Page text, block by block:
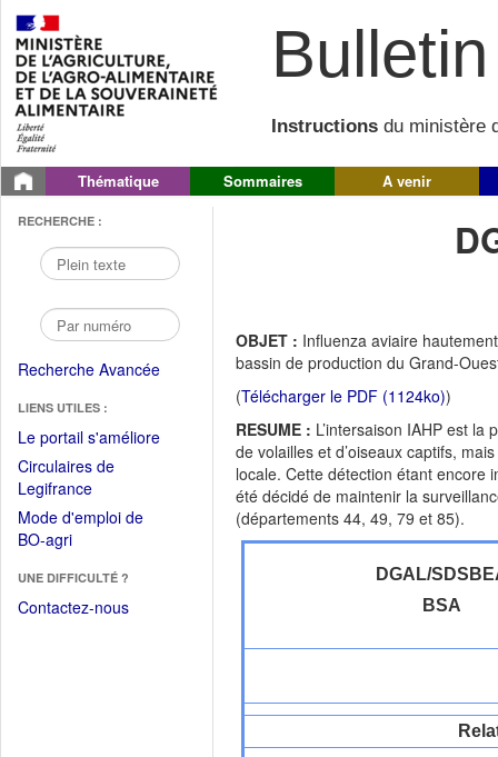
Instructions du ministère
Thématique Sommaires A venir
RECHERCHE :
Recherche Avancée
LIENS UTILES :
Le portail s'améliore(Fichier
Circulaires de
Legifrance(Ouvrir
dans
une
fenêtre)
Mode d'emploi de
BO-agri(Ouvrir
une
nouvelle
UNE DIFFICULTÉ ?
Contactez-nous
OBJET : Influenza aviaire
bassin de production du Grand-
(Télécharger le PDF (1124ko))
RESUME : L’intersaison IAHP est la
de volailles et d’oiseaux captifs,
locale. Cette détection étant encore
été décidé de maintenir la
(départements 44, 49, 79 et 85).
DGAL/
BSA